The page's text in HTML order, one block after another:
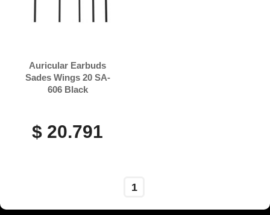
Auricular Earbuds
Sades Wings 20 SA-
606 Black
$ 20.791
1